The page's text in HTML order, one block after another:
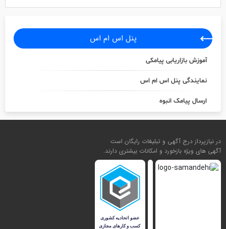
پنل اس ام اس
آموزش بازاریابی پیامکی
نمایندگی پنل اس ام اس
ارسال پیامک انبوه
در نیازپرداز درج آگهی و تبلیغات رایگان است
آگهی های ویژه بازخورد و امکانات بیشتری دارند.